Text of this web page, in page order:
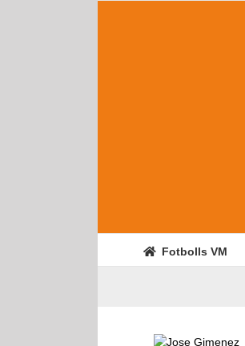
Fotbolls VM